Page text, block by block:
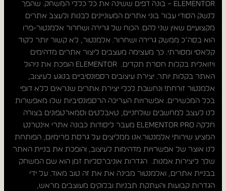
Elementor – בונה דפים ששינה את כל כללי המשחק. שהפך
לנשק הסודי עבור בוני אתרים המעוניינים לבנות ולעצב אתרים
מקצועיים שאין שני להם. הכוח של גרירה ושחרור אלמנטור-פרו
הוא בסה"כ ממשק גרירה ושחרור. אלמנטור, לא קשור יותר לקוד
קלאסי ומסורתי. כך מעצימה מעצבים ליצור אתרים מדהימים
ויזואלית בקלות חסרת תקדים. Elementor הופכת את ניהול
האתר בקלות יותר. יצירת עיצובים רספונסיביים בנוגע לעיצוב,
אלמנטור זורחת! ונחשבת לכלי יצירת אתרים שנראים ללא דופי
בכל המכשירים. אפשרויות העריכה הרספונסיביות שלו מאפשרות
לנו לעצב למחשבים שולחניים, טאבלטים וסמארטפונים בצורה
חלקה Elementor Pro מעבר ליסודות כבונה אתרי אינטרנט
המציע שירותי אלמנטור.אנו ממליצים על גרסת פרימיום, הפותחת
לנו אוצר של אפשרויות מדהימות לעיצוב, והופכת את בניית האתר
שלך ליצירות אמנות. הגדרות אוניברסליות זמן הוא שם המשחק
בבניית אתרים, ואלמנטור מבינה את את זה טוב מאוד. על ידי
הגדרות קבועות והעתקת תבניות ובלוקים מעוצבים מראש,